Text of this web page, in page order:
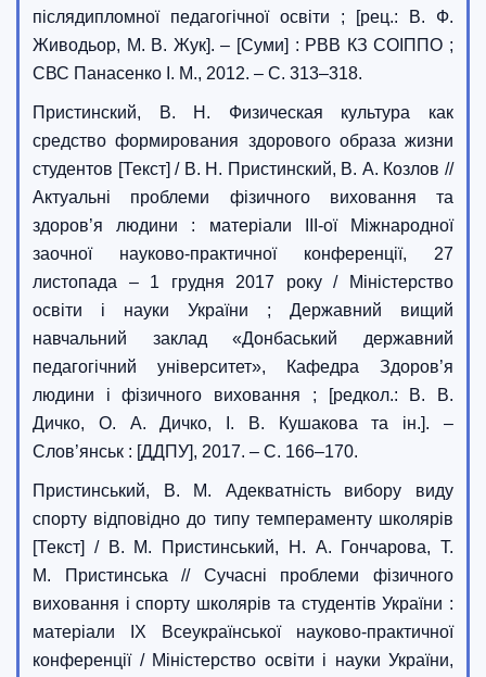
післядипломної педагогічної освіти ; [рец.: В. Ф.
Живодьор, М. В. Жук]. – [Суми] : РВВ КЗ СОІППО ;
СВС Панасенко І. М., 2012. – С. 313–318.
Пристинский, В. Н. Физическая культура как
средство формирования здорового образа жизни
студентов [Текст] / В. Н. Пристинский, В. А. Козлов //
Актуальні проблеми фізичного виховання та
здоров’я людини : матеріали III-ої Міжнародної
заочної науково-практичної конференції, 27
листопада – 1 грудня 2017 року / Міністерство
освіти і науки України ; Державний вищий
навчальний заклад «Донбаський державний
педагогічний університет», Кафедра Здоров’я
людини і фізичного виховання ; [редкол.: В. В.
Дичко, О. А. Дичко, І. В. Кушакова та ін.]. –
Слов’янськ : [ДДПУ], 2017. – С. 166–170.
Пристинський, В. М. Адекватність вибору виду
спорту відповідно до типу темпераменту школярів
[Текст] / В. М. Пристинський, Н. А. Гончарова, Т.
М. Пристинська // Сучасні проблеми фізичного
виховання і спорту школярів та студентів України :
матеріали IX Всеукраїнської науково-практичної
конференції / Міністерство освіти і науки України,